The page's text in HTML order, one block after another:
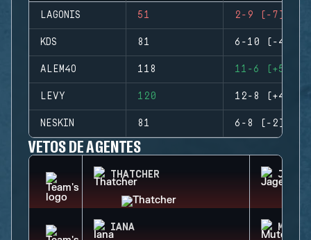
LAGONIS 51 2-9 (-7)
KDS 81 6-10 (-4)
ALEM4O 118 11-6 (+5)
LEVY 120 12-8 (+4)
NESKIN 81 6-8 (-2)
VETOS DE AGENTES
THATCHER JAGER
IANA MUTE